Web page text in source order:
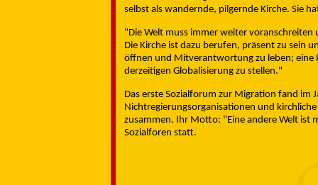
selbst als wandernde, pilgernde Kirche. Sie
"Die Welt muss immer weiter
Die Kirche ist dazu berufen, präsent zu sein
öffnen und Mitverantwortung zu leben; eine
derzeitigen Globalisierung zu stellen."
Das erste Sozialforum zur Migration fand im
Nichtregierungsorganisationen und
zusammen. Ihr Motto: "Eine andere Welt ist
Sozialforen statt.